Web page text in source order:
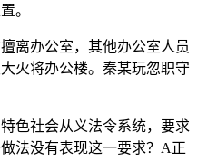
。
办公室，其他办公室人员
火将办公楼。秦某玩忽职守
社会从义法令系统，要求
法没有表现这一要求？A正